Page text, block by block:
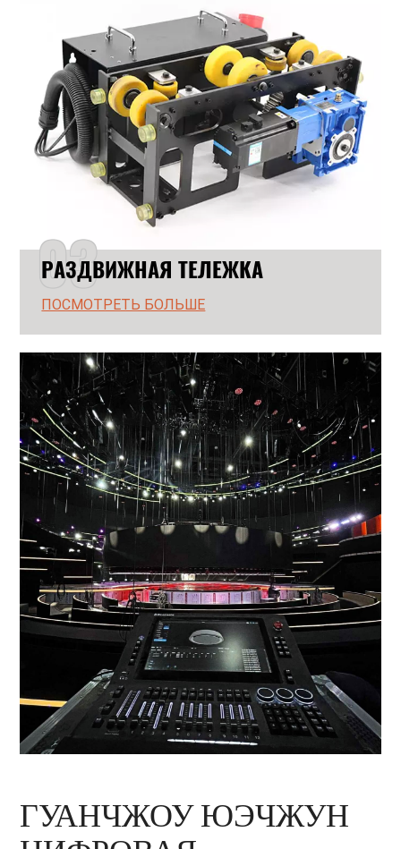
РАЗДВИЖНАЯ ТЕЛЕЖКА
ПОСМОТРЕТЬ БОЛЬШЕ
03
ГУАНЧЖОУ ЮЭЧЖУН